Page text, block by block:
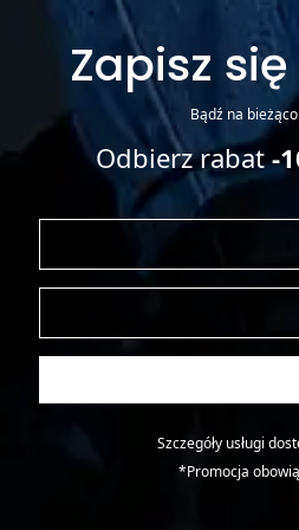
Zapisz
Bądź na
Odbierz rabat-
Szczegóły usługi
*Promocja